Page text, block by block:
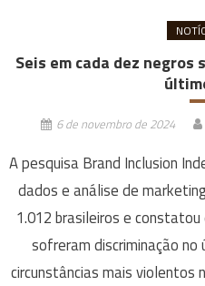
Seis em cada dez
6 de novembro de 2024
A pesquisa Brand Inclusion
dados e análise de
1.012 brasileiros e
sofreram discriminação
circunstâncias mais